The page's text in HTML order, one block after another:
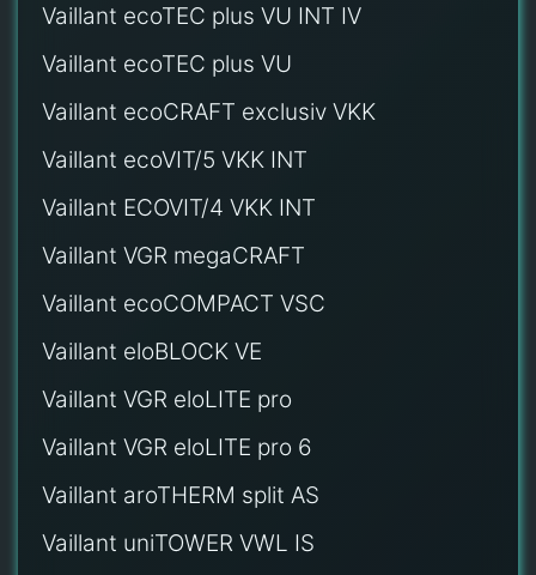
Vaillant ecoTEC plus VU INT IV
Vaillant ecoTEC plus VU
Vaillant ecoCRAFT exclusiv VKK
Vaillant ecoVIT/5 VKK INT
Vaillant ECOVIT/4 VKK INT
Vaillant VGR megaCRAFT
Vaillant ecoCOMPACT VSC
Vaillant eloBLOCK VE
Vaillant VGR eloLITE pro
Vaillant VGR eloLITE pro 6
Vaillant aroTHERM split AS
Vaillant uniTOWER VWL IS